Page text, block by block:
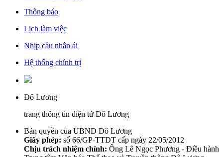
Thông báo
Lịch làm việc
Nhịp cầu nhân ái
Hệ thống chính trị
Đô Lương
trang thông tin điện tử Đô Lương
Bản quyền của UBND Đô Lương
Giấy phép: số 66/GP-TTDT cấp ngày 22/05/2012
Chịu trách nhiệm chính: Ông Lê Ngọc Phương - Điều hành